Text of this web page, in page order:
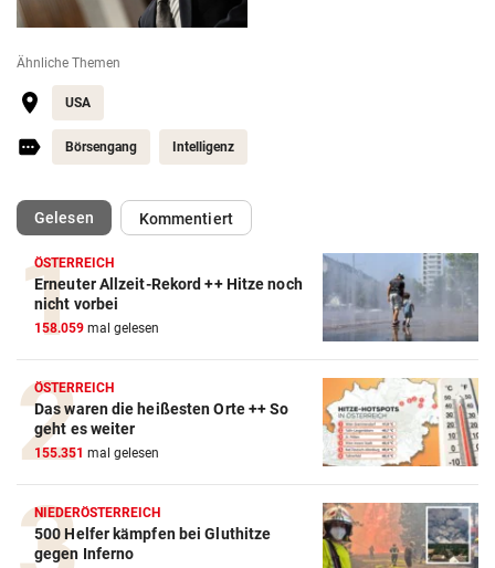
Ähnliche Themen
USA
Börsengang Intelligenz
Gelesen(ausgewählt)Kommentiert
ÖSTERREICH
Erneuter Allzeit-Rekord ++ Hitze noch
nicht vorbei
158.059 mal gelesen
ÖSTERREICH
Das waren die heißesten Orte ++ So
geht es weiter
155.351 mal gelesen
NIEDERÖSTERREICH
500 Helfer kämpfen bei Gluthitze
gegen Inferno
Amazon-Kindle Vergleich